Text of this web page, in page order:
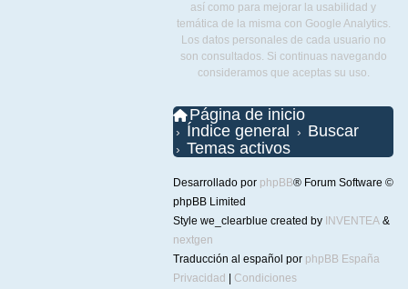
así como para mejorar la usabilidad y
temática de la misma con Google Analytics.
Los datos personales de cada usuario no
son consultados. Si continuas navegando
consideramos que aceptas su uso.
Página de inicio
Índice general
Buscar
Temas activos
Desarrollado por phpBB® Forum Software ©
phpBB Limited
Style we_clearblue created by INVENTEA &
nextgen
Traducción al español por phpBB España
Privacidad
Condiciones